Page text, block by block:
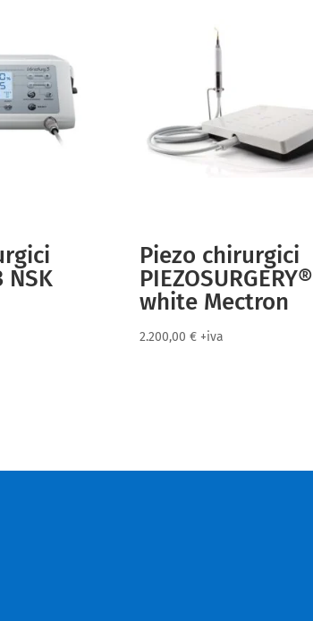
NSK
Piezo chirurgici
PIEZOSURGERY®
white Mectron
2.200,00€ +iva